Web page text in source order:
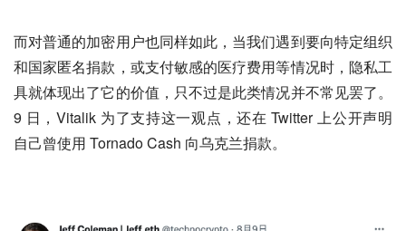
而对普通的加密用户也同样如此，当我们遇到要向特定组织
和国家匿名捐款，或支付敏感的医疗费用等情况时，隐私工
具就体现出了它的价值，只不过是此类情况并不常见罢了。
9 日，Vitalik 为了支持这一观点，还在 Twitter 上公开声明
自己曾使用 Tornado Cash 向乌克兰捐款。